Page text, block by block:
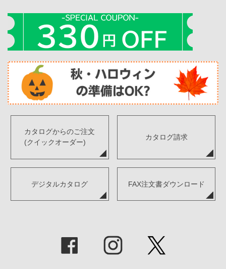
カタログからのご注文
(クイックオーダー)
カタログ請求
デジタルカタログ FAX注文書ダウンロード